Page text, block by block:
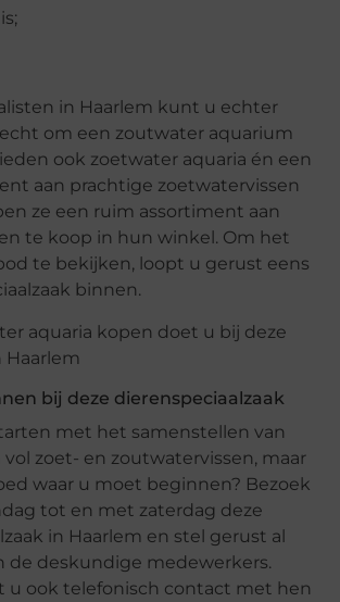
in Haarlem kunt u echter
om een zoutwater aquarium
ook zoetwater aquaria én een
aan prachtige zoetwatervissen
ze een ruim assortiment aan
te koop in hun winkel. Om het
te bekijken, loopt u gerust eens
binnen.
bij deze dierenspeciaalzaak
met het samenstellen van
zoet- en zoutwatervissen, maar
waar u moet beginnen? Bezoek
tot en met zaterdag deze
in Haarlem en stel gerust al
de deskundige medewerkers.
u ook telefonisch contact met hen